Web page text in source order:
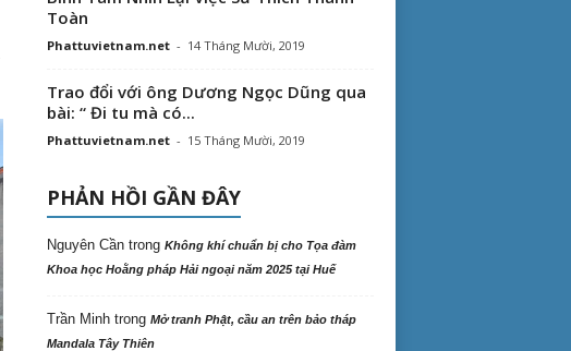
Toàn
Phattuvietnam.net - 14 Tháng Mười, 2019
Trao đổi với ông Dương Ngọc Dũng qua
bài: “ Đi tu mà có...
Phattuvietnam.net - 15 Tháng Mười, 2019
PHẢN HỒI GẦN ĐÂY
Nguyên Cầntrong Không khí chuẩn bị cho Tọa đàm
Khoa học Hoằng pháp Hải ngoại năm 2025 tại Huế
Trần Minhtrong Mở tranh Phật, cầu an trên bảo tháp
Mandala Tây Thiên